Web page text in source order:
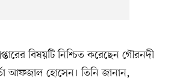
বিষয়টি নিশ্চিত করেছেন গৌরনদী
আফজাল হোসেন। তিনি জানান,